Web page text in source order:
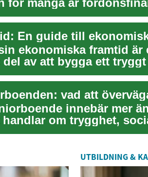
för många är
En guide till
ekonomiska framtid är
av att bygga ett
vad att
innebär mer
om trygghet,
UTBILDNING &